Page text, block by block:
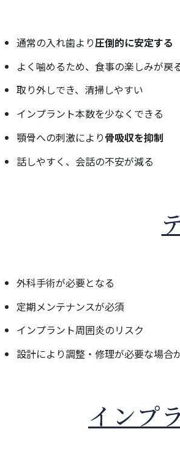
通常の入れ歯より圧倒的に安定する
よく噛めるため、食事の楽しみが戻
取り外しでき、清掃しやすい
インプラント本数を少なくできる
顎骨への刺激により骨吸収を抑制
話しやすく、会話の不安が減る
外科手術が必要となる
定期メンテナンスが必須
インプラント周囲炎のリスク
設計により調整・修理が必要な場合
インプ